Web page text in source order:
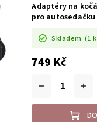
Adaptéry na
pro
Skladem (1
749 Kč